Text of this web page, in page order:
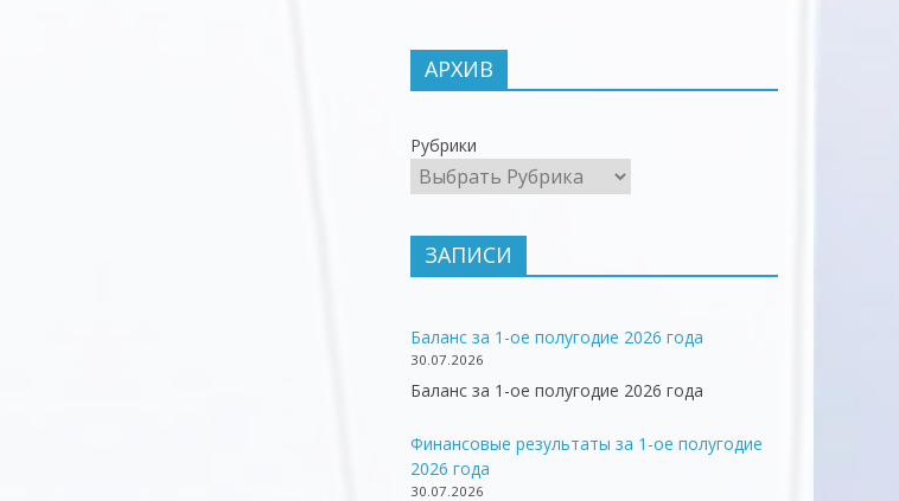
АРХИВ
Рубрики
ЗАПИСИ
Баланс за 1-ое полугодие 2026 года
30.07.2026
Баланс за 1-ое полугодие 2026 года
Финансовые результаты за 1-ое полугодие
2026 года
30.07.2026